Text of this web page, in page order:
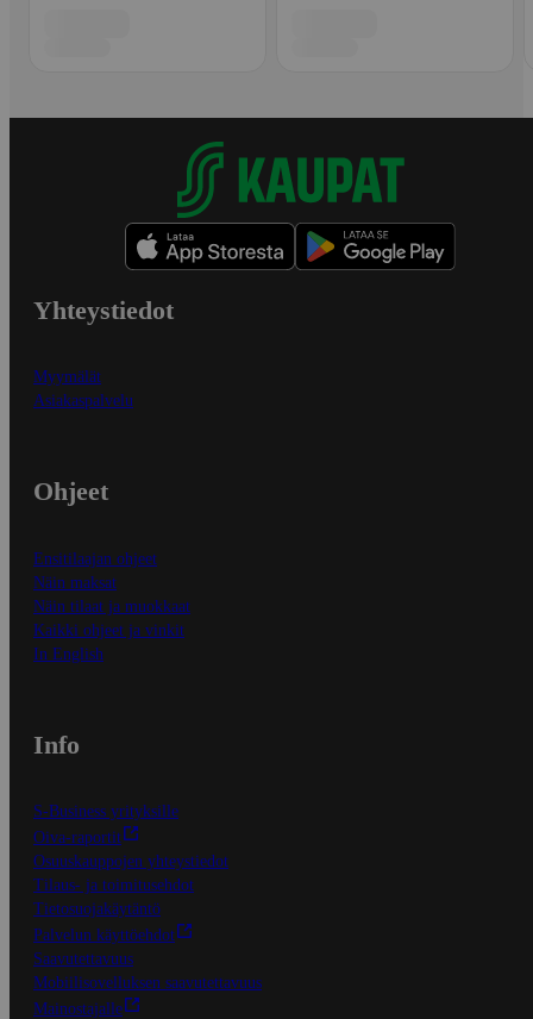
Yhteystiedot
Myymälät
Asiakaspalvelu
Ohjeet
Ensitilaajan ohjeet
Näin maksat
Näin tilaat ja muokkaat
Kaikki ohjeet ja vinkit
In English
Info
S-Business yrityksille
Oiva-raportit
Osuuskauppojen yhteystiedot
Tilaus- ja toimitusehdot
Tietosuojakäytäntö
Palvelun käyttöehdot
Saavutettavuus
Mobiilisovelluksen saavutettavuus
Mainostajalle